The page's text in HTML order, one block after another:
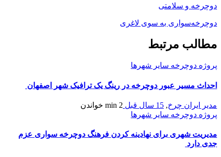
دوچرخه و سلامتی
دوچرخه‌سواری به سوی لاغری
مطالب مرتبط
پروژه دوچرخه سایر شهرها
احداث مسیر عبور دوچرخه در رینگ یک ترافیک شهر اصفهان
مدیر ایران چرخ, 15 سال قبل 2 min
خواندن
پروژه دوچرخه سایر شهرها
مدیریت شهری برای نهادینه کردن فرهنگ دوچرخه سواری عزم
جدی دارد